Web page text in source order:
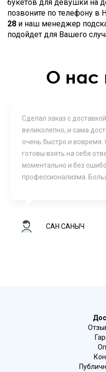
букетов для девушки на
позвоните по телефону в
28 и наш менеджер
подойдет для Вашего
О нас
Сделал заказ с
великолепно, и сама
очень быстро и
готовы взять на себя
моментально и без
профессионализма.
САН САНЫЧ